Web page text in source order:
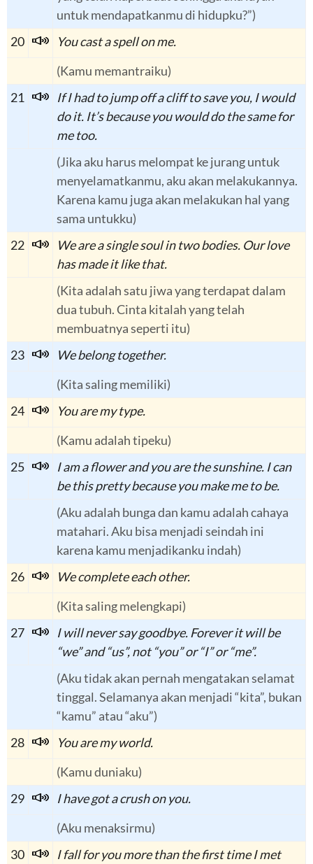
untuk mendapatkanmu di hidupku?”)
20
You cast a spell on me.
(Kamu memantraiku)
21
If I had to jump off a cliff to save you, I would
do it. It’s because you would do the same for
me too.
(Jika aku harus melompat ke jurang untuk
menyelamatkanmu, aku akan melakukannya.
Karena kamu juga akan melakukan hal yang
sama untukku)
22
We are a single soul in two bodies. Our love
has made it like that.
(Kita adalah satu jiwa yang terdapat dalam
dua tubuh. Cinta kitalah yang telah
membuatnya seperti itu)
23
We belong together.
(Kita saling memiliki)
24
You are my type.
(Kamu adalah tipeku)
25
I am a flower and you are the sunshine. I can
be this pretty because you make me to be.
(Aku adalah bunga dan kamu adalah cahaya
matahari. Aku bisa menjadi seindah ini
karena kamu menjadikanku indah)
26
We complete each other.
(Kita saling melengkapi)
27
I will never say goodbye. Forever it will be
“we” and “us”, not “you” or “I” or “me”.
(Aku tidak akan pernah mengatakan selamat
tinggal. Selamanya akan menjadi “kita”, bukan
“kamu” atau “aku”)
28
You are my world.
(Kamu duniaku)
29
I have got a crush on you.
(Aku menaksirmu)
30
I fall for you more than the first time I met